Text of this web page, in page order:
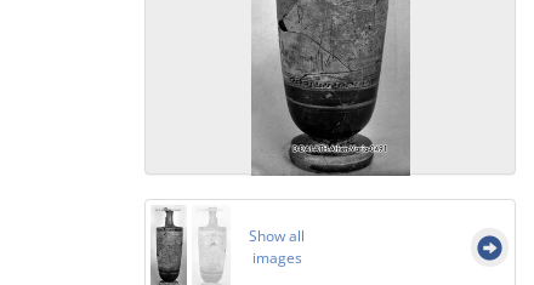
Show all
images